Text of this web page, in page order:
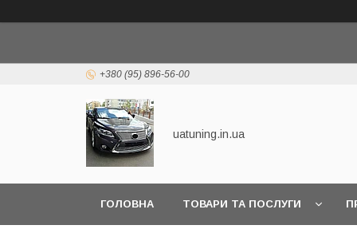
+380 (95) 896-56-00
uatuning.in.ua
ГОЛОВНА ТОВАРИ ТА ПОСЛУГИ